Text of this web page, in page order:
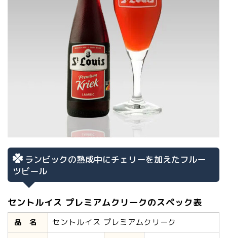
ランビックの熟成中にチェリーを加えたフルー
ツビール
セントルイス プレミアムクリークのスペック表
品 名 セントルイス プレミアムクリーク